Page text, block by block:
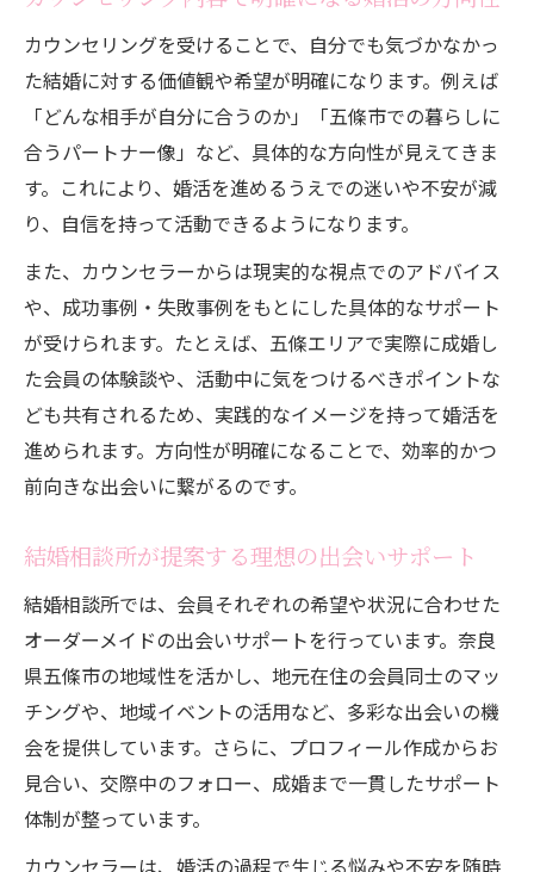
れと注意点
無料カウンセリングで聞ける結婚相談所の
相談内容
結婚相談所の無料相談で得られる情報の具
体例
無料カウンセリング活用で婚活の不安を払
拭
結婚相談所の無料カウンセリング体験談と
ポイント
カウンセリングを受けることで、自分でも気づかなかっ
た結婚に対する価値観や希望が明確になります。例えば
「どんな相手が自分に合うのか」「五條市での暮らしに
合うパートナー像」など、具体的な方向性が見えてきま
す。これにより、婚活を進めるうえでの迷いや不安が減
り、自信を持って活動できるようになります。
また、カウンセラーからは現実的な視点でのアドバイス
や、成功事例・失敗事例をもとにした具体的なサポート
が受けられます。たとえば、五條エリアで実際に成婚し
た会員の体験談や、活動中に気をつけるべきポイントな
ども共有されるため、実践的なイメージを持って婚活を
進められます。方向性が明確になることで、効率的かつ
前向きな出会いに繋がるのです。
結婚相談所が提案する理想の出会いサポート
結婚相談所では、会員それぞれの希望や状況に合わせた
オーダーメイドの出会いサポートを行っています。奈良
県五條市の地域性を活かし、地元在住の会員同士のマッ
チングや、地域イベントの活用など、多彩な出会いの機
会を提供しています。さらに、プロフィール作成からお
見合い、交際中のフォロー、成婚まで一貫したサポート
体制が整っています。
カウンセラーは、婚活の過程で生じる悩みや不安を随時